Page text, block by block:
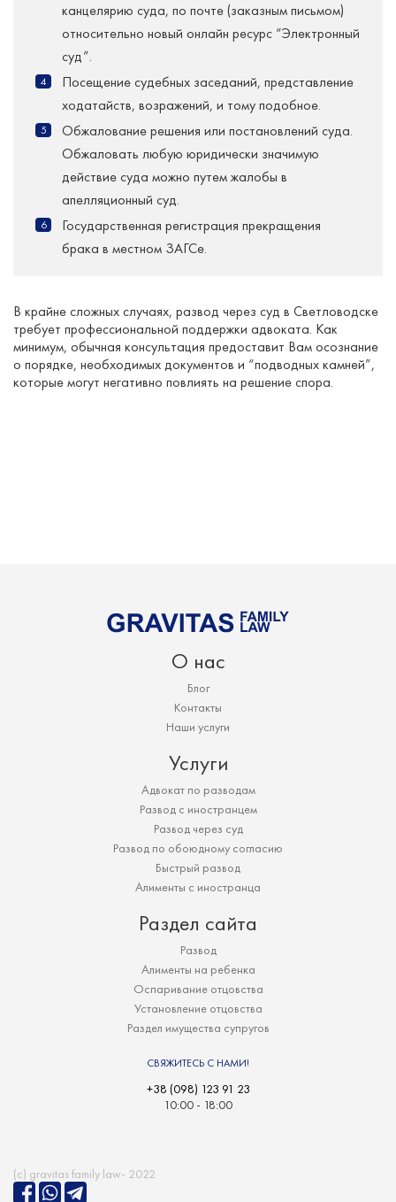
канцелярию суда, по почте (заказным письмом)
относительно новый онлайн ресурс “Электронный
суд”.
Посещение судебных заседаний, представление
ходатайств, возражений, и тому подобное.
Обжалование решения или постановлений суда.
Обжаловать любую юридически значимую
действие суда можно путем жалобы в
апелляционный суд.
Государственная регистрация прекращения
брака в местном ЗАГСе.
В крайне сложных случаях, развод через суд в Светловодске
требует профессиональной поддержки адвоката. Как
минимум, обычная консультация предоставит Вам осознание
о порядке, необходимых документов и “подводных камней”,
которые могут негативно повлиять на решение спора.
О нас
Блог
Контакты
Наши услуги
Услуги
Адвокат по разводам
Развод с иностранцем
Развод через суд
Развод по обоюдному согласию
Быстрый развод
Алименты с иностранца
Раздел сайта
Развод
Алименты на ребенка
Оспаривание отцовства
Установление отцовства
Раздел имущества супругов
СВЯЖИТЕСЬ С НАМИ!
+38 (098) 123 91 23
10:00 - 18:00
(c) gravitas family law-­ 2022